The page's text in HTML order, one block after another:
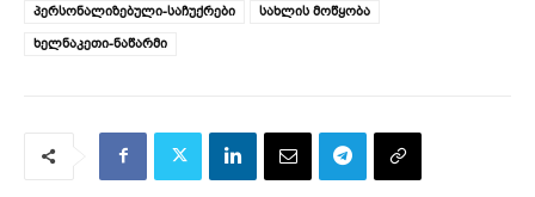
პერსონალიზებული-საჩუქრები
სახლის მოწყობა
ხელნაკეთი-ნაწარმი